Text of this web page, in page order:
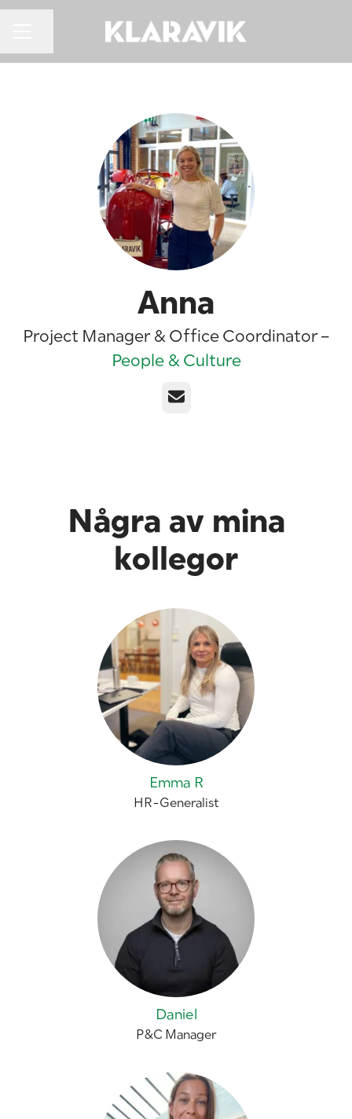
Anna
Project Manager & Office Coordinator –
People & Culture
E-post
Några av mina
kollegor
Emma R
HR-Generalist
Daniel
P&C Manager